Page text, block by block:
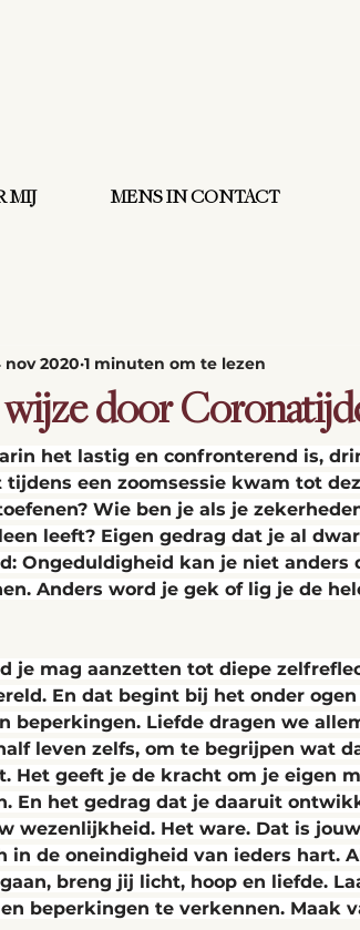
MIJ MENS IN CONTACT
door
nov 2020 1 minuten om te lezen
het lastig en confronterend is,
tijdens een zoomsessie kwam tot
Wie ben je als je
leeft? Eigen gedrag dat je al
Ongeduldigheid kan je niet anders
Anders word je gek of lig je de
je mag aanzetten tot diepe
En dat begint bij het onder
beperkingen. Liefde dragen we
leven zelfs, om te begrijpen wat
Het geeft je de kracht om je eigen
En het gedrag dat je daaruit
wezenlijkheid. Het ware. Dat is
in de oneindigheid van ieders hart.
breng jij licht, hoop en liefde.
beperkingen te verkennen. Maak